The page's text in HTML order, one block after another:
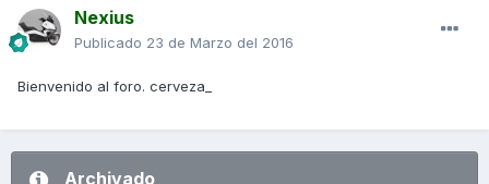
Nexius
Publicado 23 de Marzo del 2016
Bienvenido al foro. cerveza_
Archivado